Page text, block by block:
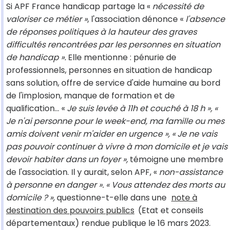
Si APF France handicap partage la « nécessité de
valoriser ce métier », l'association dénonce « l'absence
de réponses politiques à la hauteur des graves
difficultés rencontrées par les personnes en situation
de handicap ». Elle mentionne : pénurie de
professionnels, personnes en situation de handicap
sans solution, offre de service d'aide humaine au bord
de l'implosion, manque de formation et de
qualification… « Je suis levée à 11h et couché à 18 h », «
Je n'ai personne pour le week-end, ma famille ou mes
amis doivent venir m'aider en urgence », « Je ne vais
pas pouvoir continuer à vivre à mon domicile et je vais
devoir habiter dans un foyer », témoigne une membre
de l'association. Il y aurait, selon APF, « non-assistance
à personne en danger ». « Vous attendez des morts au
domicile ? »,questionne-t-elle dans une note à
destination des pouvoirs publics (Etat et conseils
départementaux) rendue publique le 16 mars 2023.